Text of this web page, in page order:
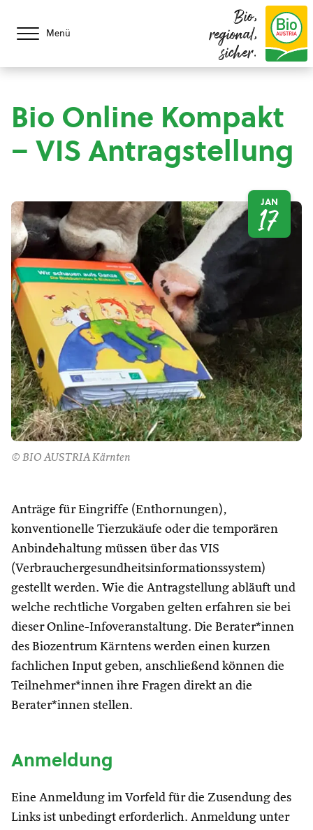
Menü
Bio,
regional,
sicher.
Bio Online Kompakt
– VIS Antragstellung
© BIO AUSTRIA Kärnten
JAN
17
Anträge für Eingriffe (Enthornungen),
konventionelle Tierzukäufe oder die temporären
Anbindehaltung müssen über das VIS
(Verbrauchergesundheitsinformationssystem)
gestellt werden. Wie die Antragstellung abläuft und
welche rechtliche Vorgaben gelten erfahren sie bei
dieser Online-Infoveranstaltung. Die Berater*innen
des Biozentrum Kärntens werden einen kurzen
fachlichen Input geben, anschließend können die
Teilnehmer*innen ihre Fragen direkt an die
Berater*innen stellen.
Anmeldung
Eine Anmeldung im Vorfeld für die Zusendung des
Links ist unbedingt erforderlich. Anmeldung unter